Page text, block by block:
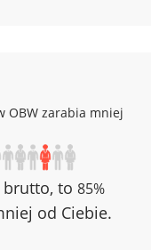
OBW zarabia mniej
brutto, to 85%
od Ciebie.